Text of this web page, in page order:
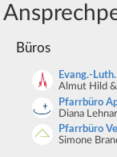
Büros
Evang.-
Almut Hild
Pfarrbüro
Diana
Pfarrbüro
Simone